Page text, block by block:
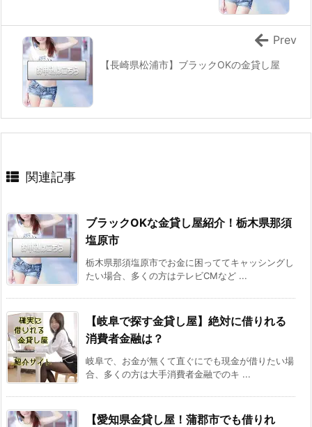
【長崎県松浦市】ブラックOKの金貸し屋
Prev
関連記事
ブラックOKな金貸し屋紹介！栃木県那須
塩原市
栃木県那須塩原市でお金に困っててキャッシングし
たい場合、多くの方はテレビCMなど ...
【岐阜で探す金貸し屋】絶対に借りれる
消費者金融は？
岐阜で、お金が無くて直ぐにでも現金が借りたい場
合、多くの方は大手消費者金融でのキ ...
【愛知県金貸し屋！蒲郡市でも借りれ